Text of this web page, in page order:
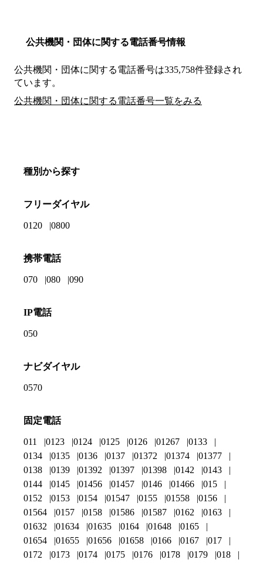
公共機関・団体に関する電話番号情報
公共機関・団体に関する電話番号は335,758件登録され
ています。
公共機関・団体に関する電話番号一覧をみる
種別から探す
フリーダイヤル
0120 0800
携帯電話
070 080 090
IP電話
050
ナビダイヤル
0570
固定電話
011 0123 0124 0125 0126 01267
0133
0134
0135 0136 0137 01372 01374
01377
0138
0139 01392 01397 01398 0142
0143
0144
0145 01456 01457 0146 01466
015
0152
0153 0154 01547 0155 01558
0156
01564
0157 0158 01586 01587 0162
0163
01632
01634 01635 0164 01648
0165
01654
01655 01656 01658 0166 0167
017
0172
0173 0174 0175 0176 0178 0179
018